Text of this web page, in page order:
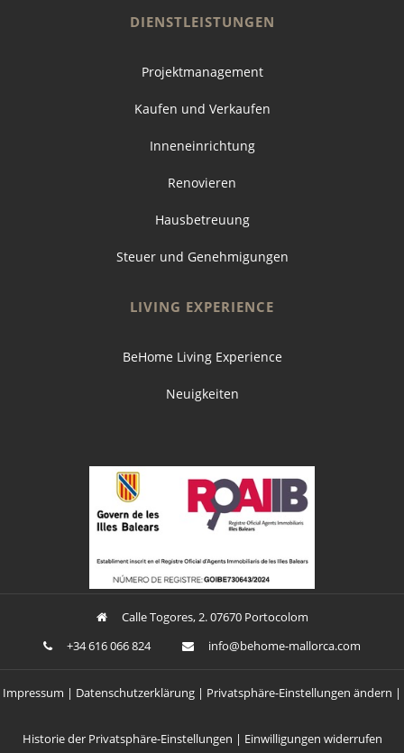
DIENSTLEISTUNGEN
Projektmanagement
Kaufen und Verkaufen
Inneneinrichtung
Renovieren
Hausbetreuung
Steuer und Genehmigungen
LIVING EXPERIENCE
BeHome Living Experience
Neuigkeiten
Calle Togores, 2. 07670 Portocolom
+34 616 066 824
moc.a
croll
am-em
oheb@
ofni
Impressum Datenschutzerklärung Privatsphäre-Einstellungen ändern
Historie der Privatsphäre-Einstellungen Einwilligungen widerrufen